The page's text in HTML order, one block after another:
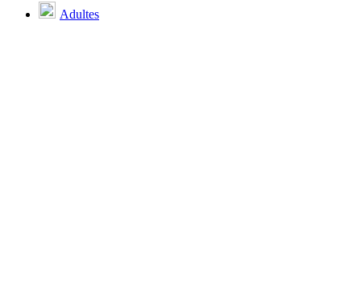
Adultes